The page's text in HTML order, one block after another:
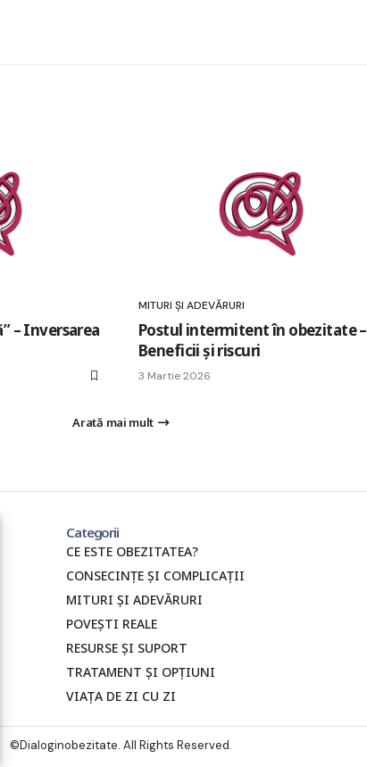
– Inversarea
MITURI ȘI ADEVĂRURI
Postul intermitent în obezitate –
Beneficii și riscuri
3 Martie 2026
Arată mai mult
Categorii
CE ESTE OBEZITATEA?
CONSECINȚE ȘI COMPLICAȚII
MITURI ȘI ADEVĂRURI
POVEȘTI REALE
RESURSE ȘI SUPORT
TRATAMENT ȘI OPȚIUNI
VIAȚA DE ZI CU ZI
©Dialoginobezitate. All Rights Reserved.